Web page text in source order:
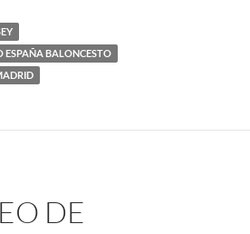
ESPAÑA BALONCESTO
DE